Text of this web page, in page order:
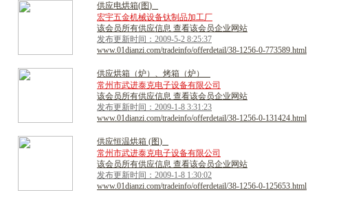
供应电烘箱(图)
宏宇五金机械设备钛制品加工厂
该会员所有供应信息 查看该会员企业网站
发布更新时间：2009-5-2 8:25:37
www.01dianzi.com/tradeinfo/offerdetail/38-1256-0-773589.html
供应烘箱 （炉） 、 烤箱 （炉）
常州市武进泰克电子设备有限公司
该会员所有供应信息 查看该会员企业网站
发布更新时间：2009-1-8 3:31:23
www.01dianzi.com/tradeinfo/offerdetail/38-1256-0-131424.html
供应恒温烘箱 (图)
常州市武进泰克电子设备有限公司
该会员所有供应信息 查看该会员企业网站
发布更新时间：2009-1-8 1:30:02
www.01dianzi.com/tradeinfo/offerdetail/38-1256-0-125653.html